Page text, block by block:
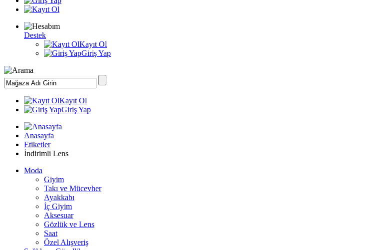
Destek
Kayıt Ol
Giriş Yap
Kayıt Ol
Giriş Yap
Anasayfa
Etiketler
İndirimli Lens
Moda
Giyim
Takı ve Mücevher
Ayakkabı
İç Giyim
Aksesuar
Gözlük ve Lens
Saat
Özel Alışveriş